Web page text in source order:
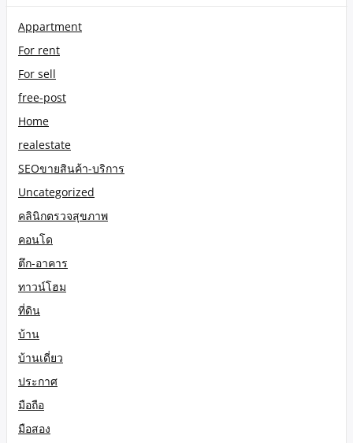
Appartment
For rent
For sell
free-post
Home
realestate
SEOขายสินค้า-บริการ
Uncategorized
คลินิกตรวจสุขภาพ
คอนโด
ตึก-อาคาร
ทาวน์โฮม
ที่ดิน
บ้าน
บ้านเดี่ยว
ประกาศ
มือถือ
มือสอง